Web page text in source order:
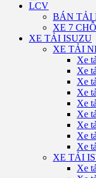
LCV
BÁN TẢI
XE 7
XE TẢI ISUZU
XE TẢI
Xe
Xe
Xe
Xe
Xe
Xe
Xe
Xe
Xe
XE TẢI
Xe